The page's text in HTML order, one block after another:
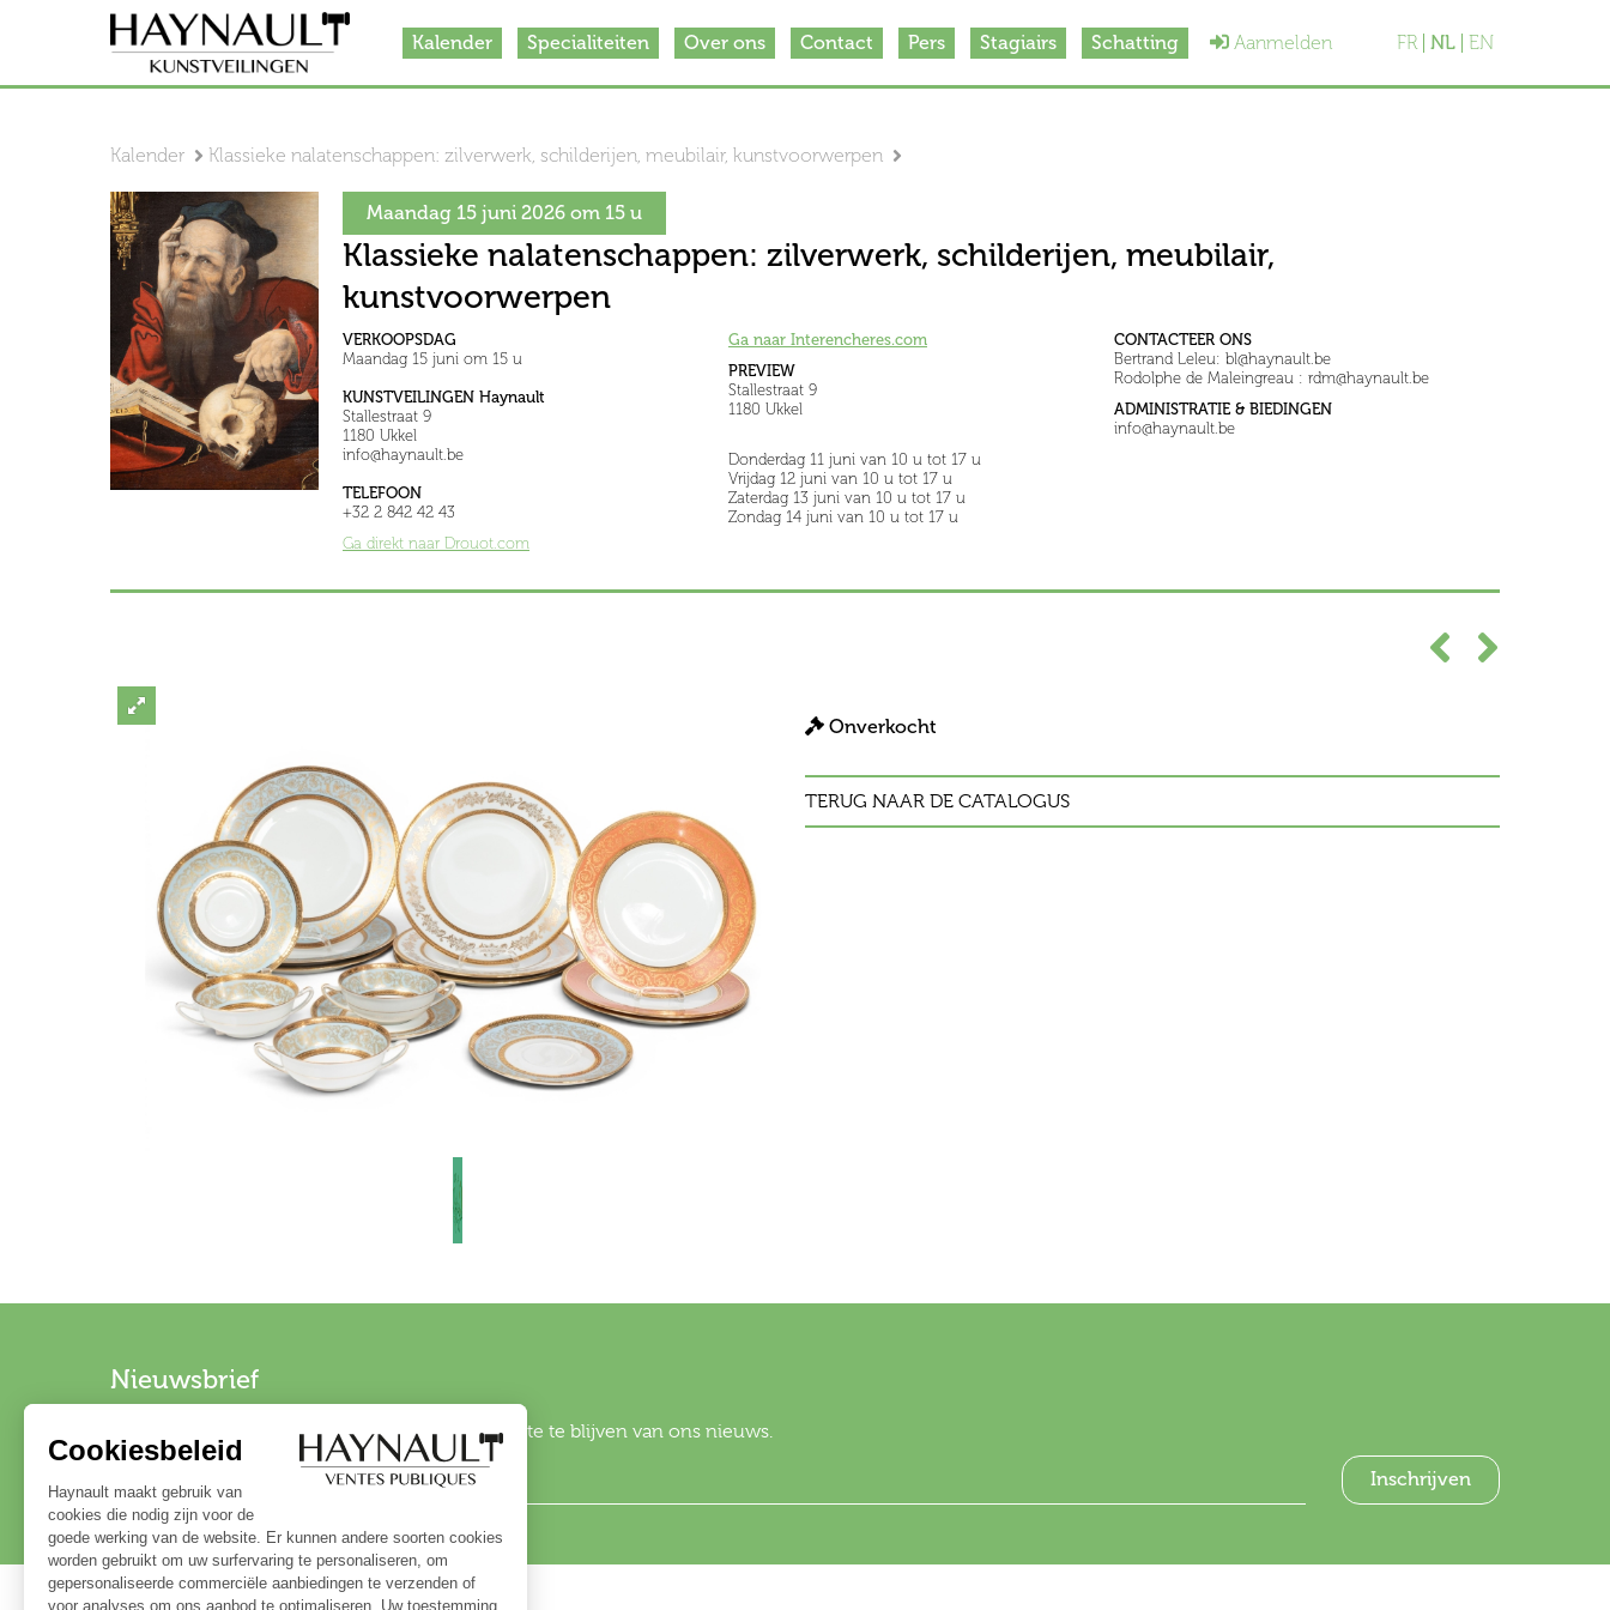
Kalender Specialiteiten Over ons Contact Pers Stagiairs Schatting Aanmelden FR NL EN
Kalender Klassieke nalatenschappen: zilverwerk, schilderijen, meubilair, kunstvoorwerpen
Maandag 15 juni 2026 om 15 u
Klassieke nalatenschappen: zilverwerk, schilderijen, meubilair,
kunstvoorwerpen
VERKOOPSDAG
Maandag 15 juni om 15 u
KUNSTVEILINGEN Haynault
Stallestraat 9
1180 Ukkel
info@haynault.be
TELEFOON
+32 2 842 42 43
Ga direkt naar Drouot.com
Ga naar Interencheres.com
PREVIEW
Stallestraat 9
1180 Ukkel
Donderdag 11 juni van 10 u tot 17 u
Vrijdag 12 juni van 10 u tot 17 u
Zaterdag 13 juni van 10 u tot 17 u
Zondag 14 juni van 10 u tot 17 u
CONTACTEER ONS
Bertrand Leleu: bl@haynault.be
Rodolphe de Maleingreau : rdm@haynault.be
ADMINISTRATIE & BIEDINGEN
info@haynault.be
Onverkocht
TERUG NAAR DE CATALOGUS
Nieuwsbrief
Schrijf u in op onze nieuwsbrief om op de hoogte te blijven van ons nieuws.